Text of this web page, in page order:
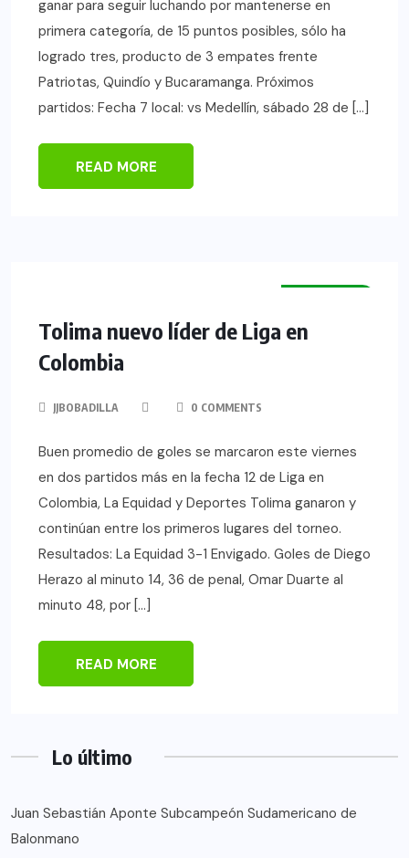
ganar para seguir luchando por mantenerse en
primera categoría, de 15 puntos posibles, sólo ha
logrado tres, producto de 3 empates frente
Patriotas, Quindío y Bucaramanga. Próximos
partidos: Fecha 7 local: vs Medellín, sábado 28 de […]
READ MORE
Tolima nuevo líder de Liga en
Colombia
JJBOBADILLA 0 COMMENTS
Buen promedio de goles se marcaron este viernes
en dos partidos más en la fecha 12 de Liga en
Colombia, La Equidad y Deportes Tolima ganaron y
continúan entre los primeros lugares del torneo.
Resultados: La Equidad 3-1 Envigado. Goles de Diego
Herazo al minuto 14, 36 de penal, Omar Duarte al
minuto 48, por […]
READ MORE
Lo último
Juan Sebastián Aponte Subcampeón Sudamericano de
Balonmano